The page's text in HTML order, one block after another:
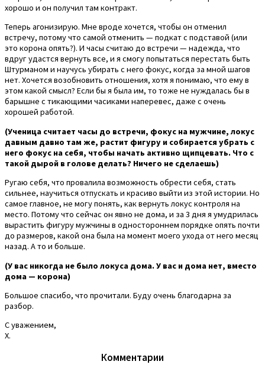
хорошо и он получил там контракт.
Теперь агонизирую. Мне вроде хочется, чтобы он отменил
встречу, потому что самой отменить — подкат с подставой (или
это корона опять?). И часы считаю до встречи — надежда, что
вдруг удастся вернуть все, и я смогу попытаться перестать быть
Штурманом и научусь убирать с него фокус, когда за мной шагов
нет. Хочется возобновить отношения, хотя я понимаю, что ему в
этом какой смысл? Если бы я была им, то тоже не нуждалась бы в
барышне с тикающими часиками наперевес, даже с очень
хорошей работой.
(Ученица считает часы до встречи, фокус на мужчине, локус
давным давно там же, растит фигуру и собирается убрать с
него фокус на себя, чтобы начать активно щипцевать. Что с
такой дырой в голове делать? Ничего не сделаешь)
Ругаю себя, что провалила возможность обрести себя, стать
сильнее, научиться отпускать и красиво выйти из этой истории. Но
самое главное, не могу понять, как вернуть локус контроля на
место. Потому что сейчас он явно не дома, и за 3 дня я умудрилась
вырастить фигуру мужчины в одностороннем порядке опять почти
до размеров, какой она была на момент моего ухода от него месяц
назад. А то и больше.
(У вас никогда не было локуса дома. У вас и дома нет, вместо
дома — корона)
Большое спасибо, что прочитали. Буду очень благодарна за
разбор.
С уважением,
X.
Комментарии